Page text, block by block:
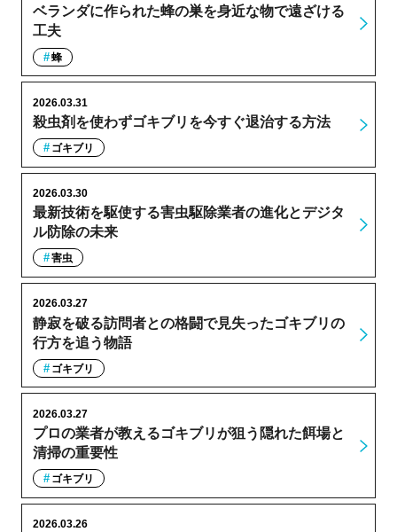
ベランダに作られた蜂の巣を身近な物で遠ざける
工夫
蜂
殺虫剤を使わずゴキブリを今すぐ退治する方法
2026.03.31
ゴキブリ
最新技術を駆使する害虫駆除業者の進化とデジタ
ル防除の未来
2026.03.30
害虫
静寂を破る訪問者との格闘で見失ったゴキブリの
行方を追う物語
2026.03.27
ゴキブリ
プロの業者が教えるゴキブリが狙う隠れた餌場と
清掃の重要性
2026.03.27
ゴキブリ
2026.03.26